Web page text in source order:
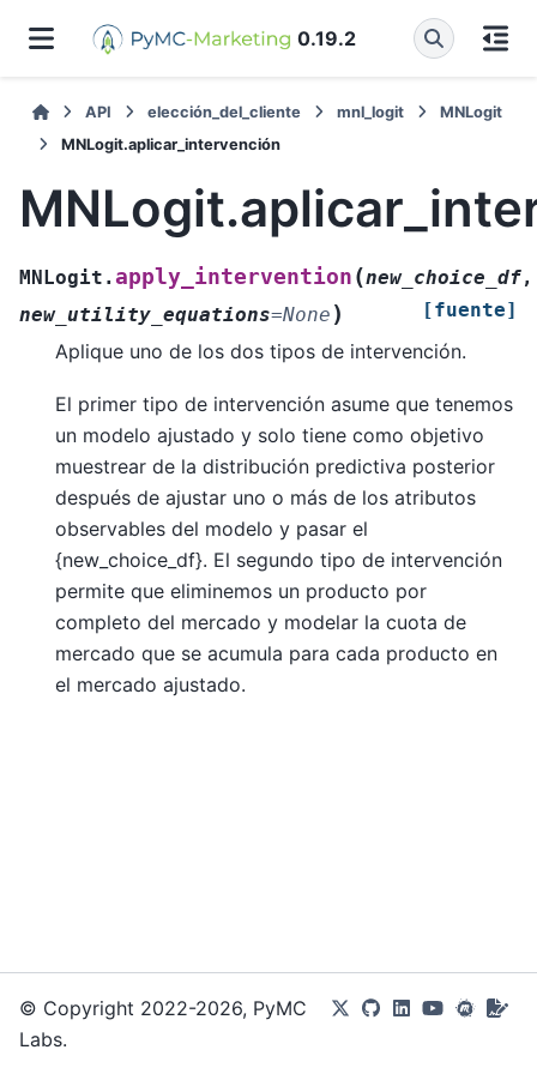
0.19.2
API elección_del_cliente mnl_logit
MNLogit
MNLogit.aplicar_intervención
MNLogit.apply_intervention (new_choice_df,
new_utility_equations=None ) [fuente]
Aplique uno de los dos tipos de intervención.
El primer tipo de intervención asume que tenemos
un modelo ajustado y solo tiene como objetivo
muestrear de la distribución predictiva posterior
después de ajustar uno o más de los atributos
observables del modelo y pasar el
{new_choice_df}. El segundo tipo de intervención
permite que eliminemos un producto por
completo del mercado y modelar la cuota de
mercado que se acumula para cada producto en
el mercado ajustado.
© Copyright 2022-2026, PyMC
Labs.